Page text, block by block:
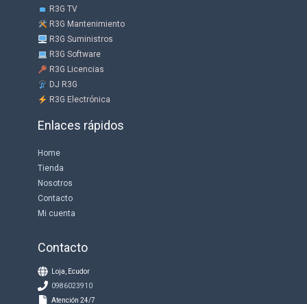
R3G TV
R3G Mantenimiento
R3G Suministros
R3G Software
R3G Licencias
DJ R3G
R3G Electrónica
Enlaces rápidos
Home
Tienda
Nosotros
Contacto
Mi cuenta
Contacto
Loja, Ecudor
0986023910
Atención 24/7